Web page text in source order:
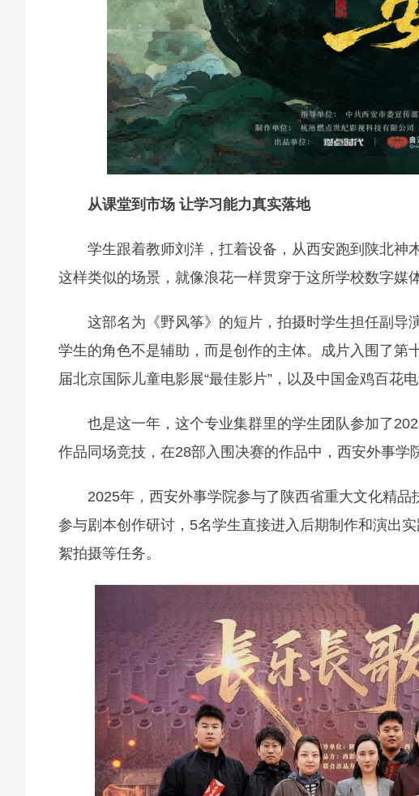
从课堂到市场 让学习能力真实落地
学生跟着教师刘洋，扛着设备，从西安跑到陕北神
这样类似的场景，就像浪花一样贯穿于这所学校数字媒
这部名为《野风筝》的短片，拍摄时学生担任副导
学生的角色不是辅助，而是创作的主体。成片入围了第
届北京国际儿童电影展“最佳影片”，以及中国金鸡百花
也是这一年，这个专业集群里的学生团队参加了
作品同场竞技，在28部入围决赛的作品中，西安外事学
2025年，西安外事学院参与了陕西省重大文化精
参与剧本创作研讨，5名学生直接进入后期制作和演出
絮拍摄等任务。